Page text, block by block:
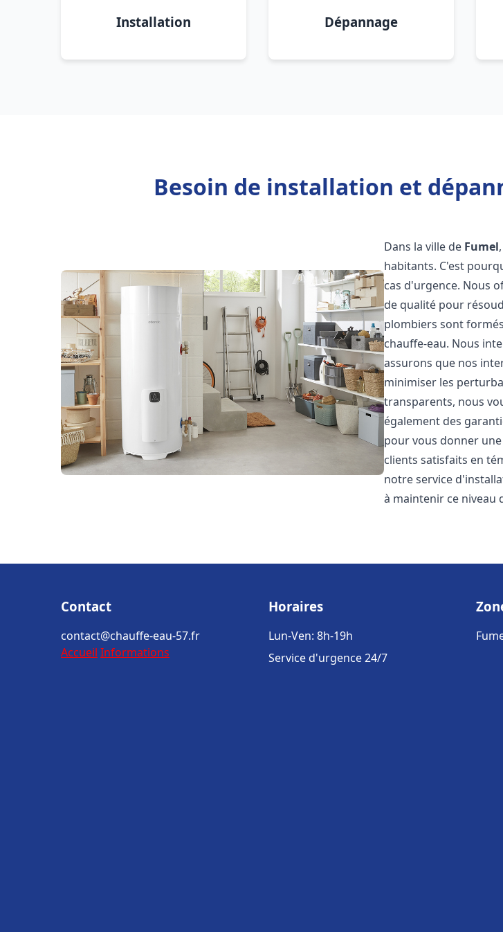
Installation Dépannage
Besoin de installation et
Dans la ville de Fumel
habitants. C'est
cas d'urgence. Nous
de qualité pour
plombiers sont
chauffe-eau. Nous
assurons que nos
minimiser les
transparents, nous
également des
pour vous donner
clients satisfaits en
notre service
à maintenir ce niveau
Contact
contact@chauffe-eau-57.fr
Accueil Informations
Horaires
Lun-Ven: 8h-19h
Service d'urgence 24/7